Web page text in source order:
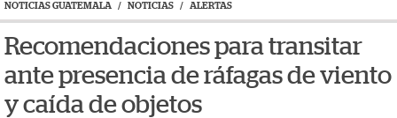
NOTICIAS GUATEMALA / NOTICIAS / ALERTAS
Recomendaciones para transitar
ante presencia de ráfagas de viento
y caída de objetos